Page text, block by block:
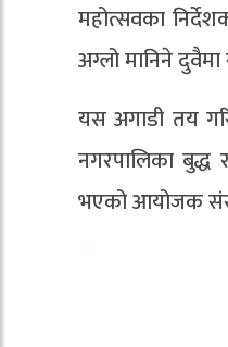
महोत्सवका
अग्लो मानिने
यस अगाडी तय
नगरपालिका
भएको आयोजक